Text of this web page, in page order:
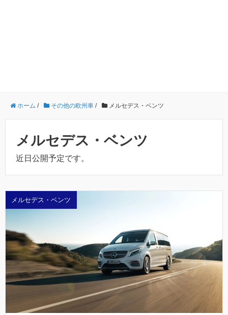
ホーム / その他の欧州車 / メルセデス・ベンツ
メルセデス・ベンツ
近日公開予定です。
メルセデス・ベンツ